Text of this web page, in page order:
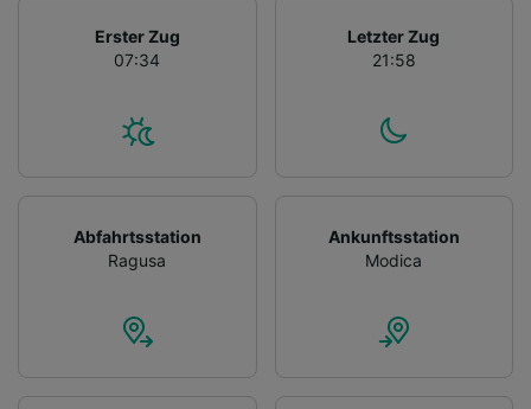
Erster Zug
07:34
Letzter Zug
21:58
Abfahrtsstation
Ragusa
Ankunftsstation
Modica